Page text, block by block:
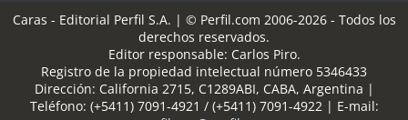
Caras - Editorial Perfil S.A. | © Perfil.com 2006-2026 - Todos los
derechos reservados.
Editor responsable: Carlos Piro.
Registro de la propiedad intelectual número 5346433
Dirección: California 2715, C1289ABI, CABA, Argentina |
Teléfono: (+5411) 7091-4921 / (+5411) 7091-4922| E-mail: